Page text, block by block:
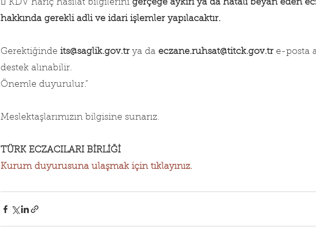
 KDV hariç hasılat bilgilerini gerçeğe aykırı ya da hatalı beyan eden
hakkında gerekli adli ve idari işlemler yapılacaktır.
Gerektiğinde its@saglik.gov.tr ya da eczane.ruhsat@titck.gov.tr e-posta
destek alınabilir.
Önemle duyurulur.”
Meslektaşlarımızın bilgisine sunarız.
TÜRK ECZACILARI BİRLİĞİ
Kurum duyurusuna ulaşmak için tıklayınız.